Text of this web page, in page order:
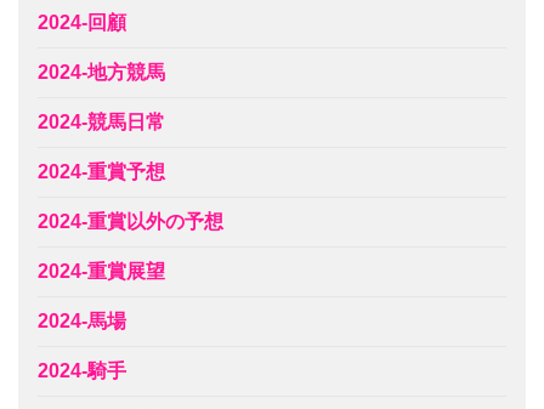
2024-回顧
2024-地方競馬
2024-競馬日常
2024-重賞予想
2024-重賞以外の予想
2024-重賞展望
2024-馬場
2024-騎手